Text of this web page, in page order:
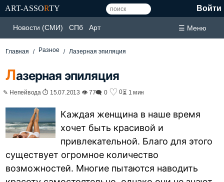
ART-ASSORTY Войти
Новости (СМИ) СПб Арт ☰ Меню
Главная Разное Лазерная эпиляция
Лазерная эпиляция
✎ Непейвода ⏱ 15.07.2013 👁 77🗨 0 ♡ 0⏳ 1 мин
Каждая женщина в наше время
хочет быть красивой и
привлекательной. Благо для этого
существует огромное количество
возможностей. Многие пытаются наводить